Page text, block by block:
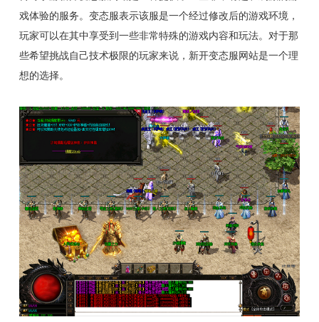
戏体验的服务。变态服表示该服是一个经过修改后的游戏环境，
玩家可以在其中享受到一些非常特殊的游戏内容和玩法。对于那
些希望挑战自己技术极限的玩家来说，新开变态服网站是一个理
想的选择。